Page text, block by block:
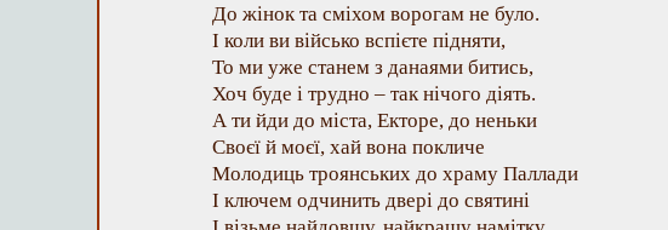
До жінок та сміхом ворогам не було.
І коли ви військо вспієте підняти,
То ми уже станем з данаями битись,
Хоч буде і трудно – так нічого діять.
А ти йди до міста, Екторе, до неньки
Своєї й моєї, хай вона покличе
Молодиць троянських до храму Паллади
І ключем одчинить двері до святині